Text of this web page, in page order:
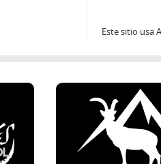
Este sitio usa